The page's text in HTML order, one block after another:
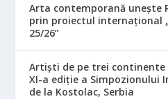
Arta contemporană unește
prin proiectul internațional
25/26”
Artiști de pe trei continente
XI-a ediție a Simpozionului
de la Kostolac, Serbia